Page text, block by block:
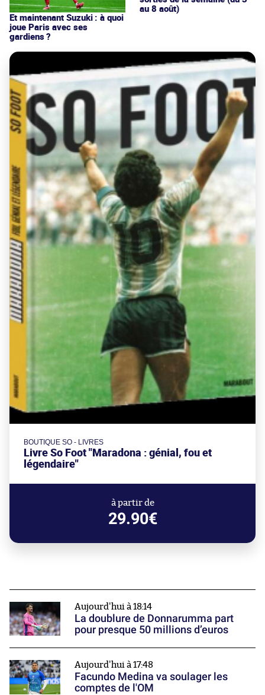
Et maintenant Suzuki : à quoi
joue Paris avec ses
gardiens ?
au 8 août)
BOUTIQUE SO - LIVRES
Livre So Foot "Maradona : génial, fou et
légendaire"
à partir de
29.90€
Aujourd'hui à 18:14
La doublure de Donnarumma part
pour presque 50 millions d’euros
Aujourd'hui à 17:48
Facundo Medina va soulager les
comptes de l'OM